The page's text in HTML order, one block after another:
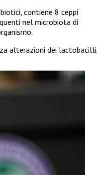
contiene 8 ceppi
nel microbiota di
alterazioni dei lactobacilli.